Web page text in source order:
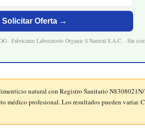
Solicitar Oferta →
· Fabricante Laboratorio Organic S Natural S.A.C. · Sin
natural con Registro Sanitario
médico profesional. Los resultados pueden variar.